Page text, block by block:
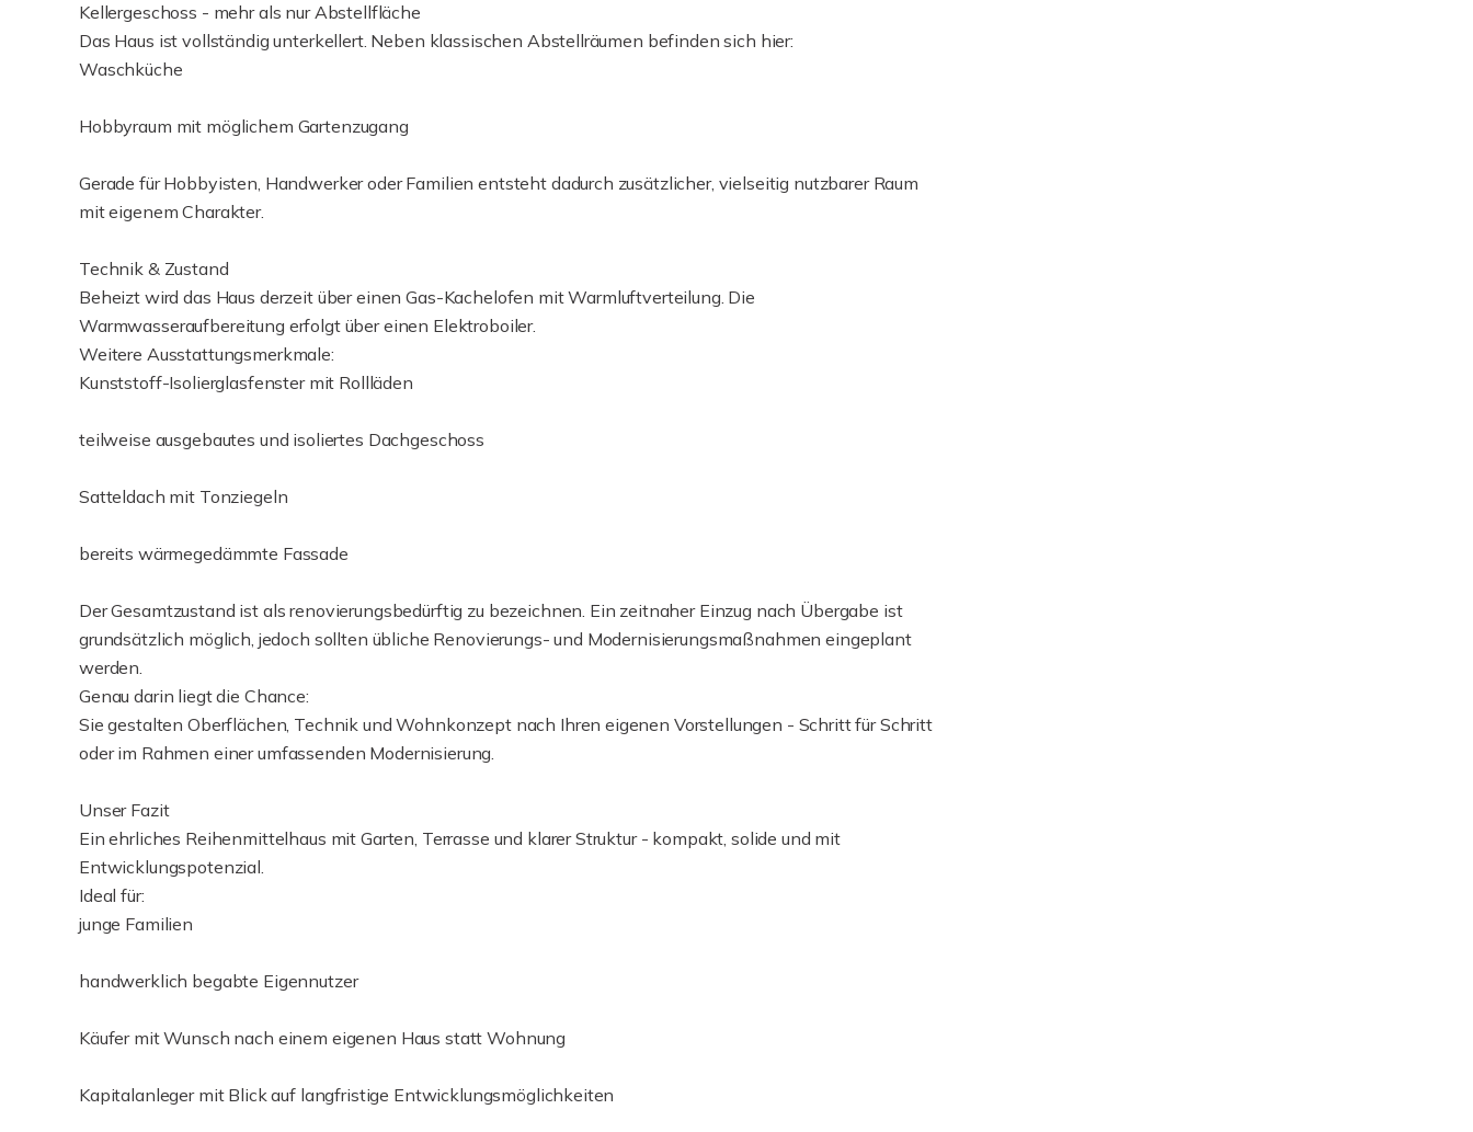
Kellergeschoss - mehr als nur Abstellfläche
Das Haus ist vollständig unterkellert. Neben klassischen Abstellräumen befinden sich hier:
Waschküche
Hobbyraum mit möglichem Gartenzugang
Gerade für Hobbyisten, Handwerker oder Familien entsteht dadurch zusätzlicher, vielseitig nutzbarer Raum
mit eigenem Charakter.
Technik & Zustand
Beheizt wird das Haus derzeit über einen Gas-Kachelofen mit Warmluftverteilung. Die
Warmwasseraufbereitung erfolgt über einen Elektroboiler.
Weitere Ausstattungsmerkmale:
Kunststoff-Isolierglasfenster mit Rollläden
teilweise ausgebautes und isoliertes Dachgeschoss
Satteldach mit Tonziegeln
bereits wärmegedämmte Fassade
Der Gesamtzustand ist als renovierungsbedürftig zu bezeichnen. Ein zeitnaher Einzug nach Übergabe ist
grundsätzlich möglich, jedoch sollten übliche Renovierungs- und Modernisierungsmaßnahmen eingeplant
werden.
Genau darin liegt die Chance:
Sie gestalten Oberflächen, Technik und Wohnkonzept nach Ihren eigenen Vorstellungen - Schritt für Schritt
oder im Rahmen einer umfassenden Modernisierung.
Unser Fazit
Ein ehrliches Reihenmittelhaus mit Garten, Terrasse und klarer Struktur - kompakt, solide und mit
Entwicklungspotenzial.
Ideal für:
junge Familien
handwerklich begabte Eigennutzer
Käufer mit Wunsch nach einem eigenen Haus statt Wohnung
Kapitalanleger mit Blick auf langfristige Entwicklungsmöglichkeiten